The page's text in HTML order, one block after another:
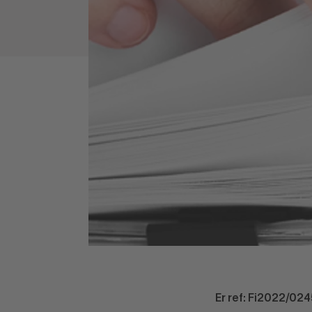
Er ref: Fi2022/